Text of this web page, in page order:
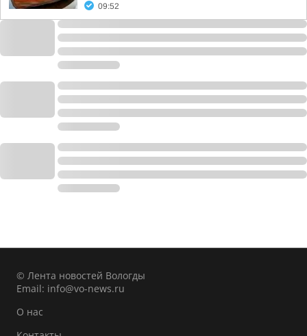
09:52
© Лента новостей Вологды
Email: info@vo-news.ru
О нас